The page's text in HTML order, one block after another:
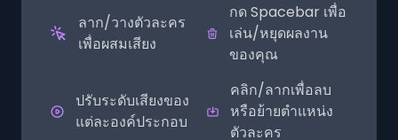
ลาก/วางตัวละคร
เพื่อผสมเสียง
กด Spacebar เพื่อ
เล่น/หยุดผลงาน
ของคุณ
ปรับระดับเสียงของ
แต่ละองค์ประกอบ
คลิก/ลากเพื่อลบ
หรือย้ายตำแหน่ง
ตัวละคร